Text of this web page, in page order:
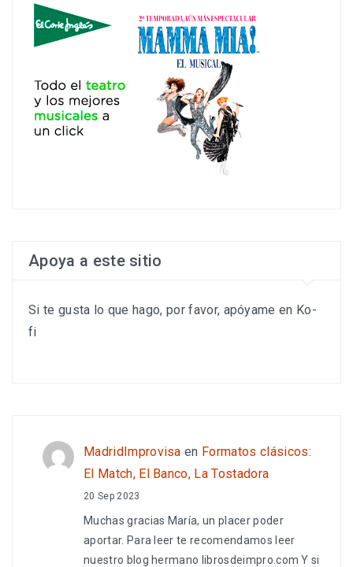
Apoya a este sitio
Si te gusta lo que hago, por favor, apóyame en Ko-
fi
MadridImprovisa en Formatos clásicos:
El Match, El Banco, La Tostadora
20 Sep 2023
Muchas gracias María, un placer poder
aportar. Para leer te recomendamos leer
nuestro blog hermano librosdeimpro.com Y si